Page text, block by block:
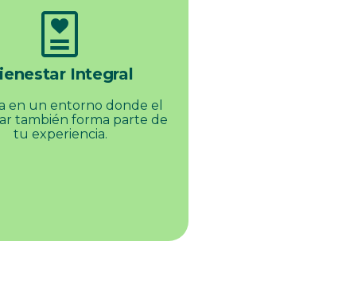
diagnosis
Integral
en un entorno donde el
también forma parte de
tu experiencia.